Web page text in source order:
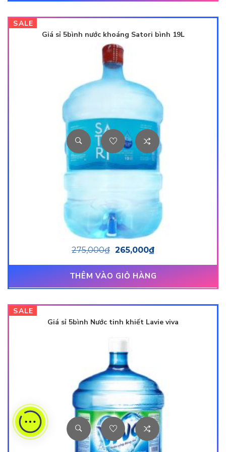
SALE
Giá sỉ 5bình nước khoáng Satori bình 19L
275,000₫ 265,000₫
THÊM VÀO GIỎ HÀNG
SALE
Giá sỉ 5bình Nước tinh khiết Lavie viva